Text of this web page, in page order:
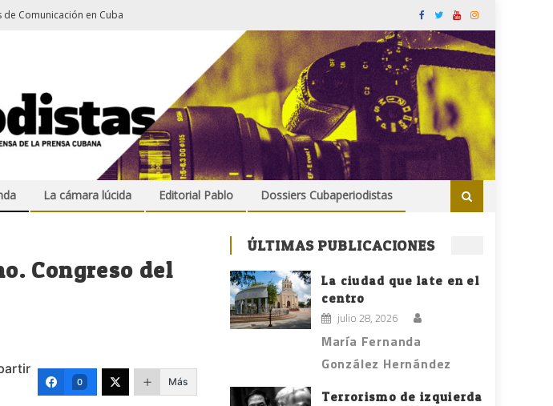
de Comunicación en Cuba
La cámara lúcida Editorial Pablo Dossiers Cubaperiodistas
Congreso del
0 Más
ÚLTIMAS PUBLICACIONES
La ciudad que late en el
centro
julio 28, 2026
María Fernanda
González Hernández
Terrorismo de izquierda